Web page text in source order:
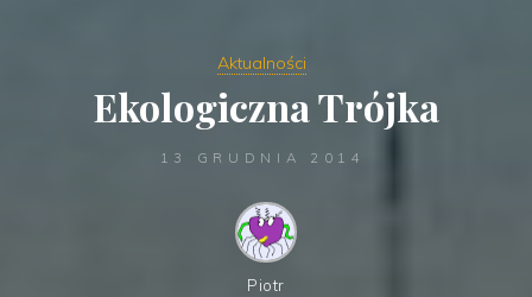
Aktualności
Ekologiczna Trójka
13 GRUDNIA 2014
Piotr